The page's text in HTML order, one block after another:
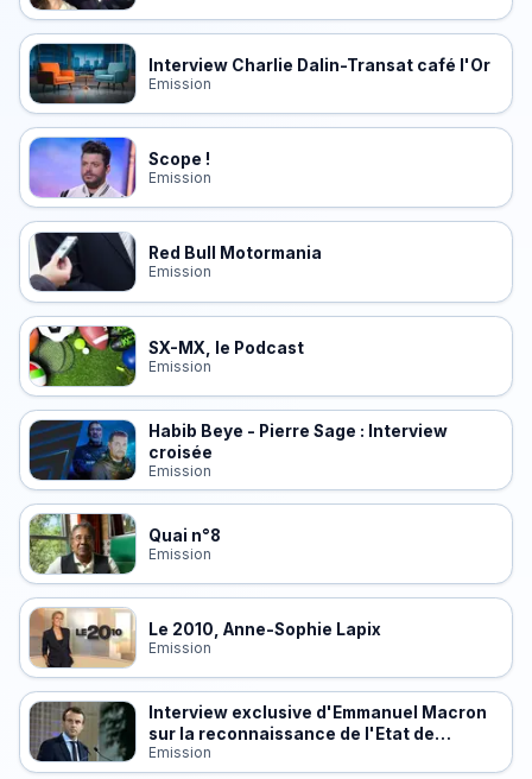
Interview Charlie Dalin-Transat café l'Or
Emission
Scope !
Emission
Red Bull Motormania
Emission
SX-MX, le Podcast
Emission
Habib Beye - Pierre Sage : Interview
croisée
Emission
Quai n°8
Emission
Le 2010, Anne-Sophie Lapix
Emission
Interview exclusive d'Emmanuel Macron
sur la reconnaissance de l'Etat de
Palestine
Emission